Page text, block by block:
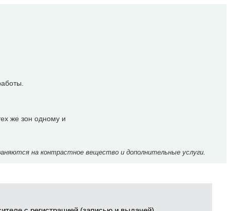
же зон одному и
на контрастное вещество и дополнительные услуги.